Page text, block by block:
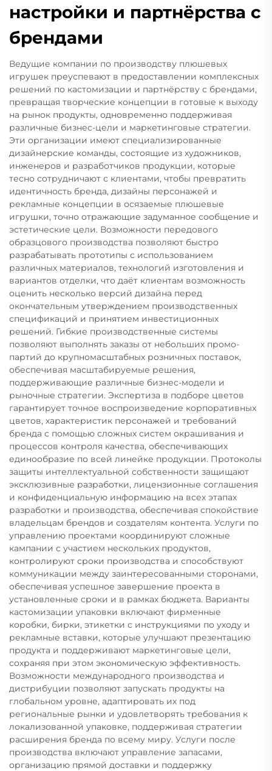
настройки и партнёрства с
брендами
Ведущие компании по производству плюшевых
игрушек преуспевают в предоставлении комплексных
решений по кастомизации и партнёрству с брендами,
превращая творческие концепции в готовые к выходу
на рынок продукты, одновременно поддерживая
различные бизнес-цели и маркетинговые стратегии.
Эти организации имеют специализированные
дизайнерские команды, состоящие из художников,
инженеров и разработчиков продукции, которые
тесно сотрудничают с клиентами, чтобы превратить
идентичность бренда, дизайны персонажей и
рекламные концепции в осязаемые плюшевые
игрушки, точно отражающие задуманное сообщение и
эстетические цели. Возможности передового
образцового производства позволяют быстро
разрабатывать прототипы с использованием
различных материалов, технологий изготовления и
вариантов отделки, что даёт клиентам возможность
оценить несколько версий дизайна перед
окончательным утверждением производственных
спецификаций и принятием инвестиционных
решений. Гибкие производственные системы
позволяют выполнять заказы от небольших промо-
партий до крупномасштабных розничных поставок,
обеспечивая масштабируемые решения,
поддерживающие различные бизнес-модели и
рыночные стратегии. Экспертиза в подборе цветов
гарантирует точное воспроизведение корпоративных
цветов, характеристик персонажей и требований
бренда с помощью сложных систем окрашивания и
процессов контроля качества, обеспечивающих
единообразие по всей линейке продукции. Протоколы
защиты интеллектуальной собственности защищают
эксклюзивные разработки, лицензионные соглашения
и конфиденциальную информацию на всех этапах
разработки и производства, обеспечивая спокойствие
владельцам брендов и создателям контента. Услуги по
управлению проектами координируют сложные
кампании с участием нескольких продуктов,
контролируют сроки производства и способствуют
коммуникации между заинтересованными сторонами,
обеспечивая успешное завершение проекта в
установленные сроки и в рамках бюджета. Варианты
кастомизации упаковки включают фирменные
коробки, бирки, этикетки с инструкциями по уходу и
рекламные вставки, которые улучшают презентацию
продукта и поддерживают маркетинговые цели,
сохраняя при этом экономическую эффективность.
Возможности международного производства и
дистрибуции позволяют запускать продукты на
глобальном уровне, адаптировать их под
региональные рынки и удовлетворять требования к
локализованной упаковке, поддерживая стратегии
расширения бренда по всему миру. Услуги после
производства включают управление запасами,
организацию прямой доставки и поддержку